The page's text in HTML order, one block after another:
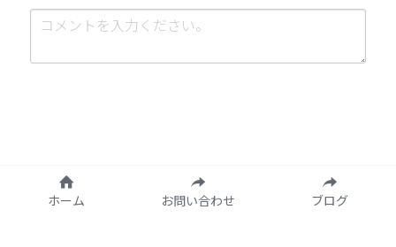
送信
ホーム お問い合わせ ブログ